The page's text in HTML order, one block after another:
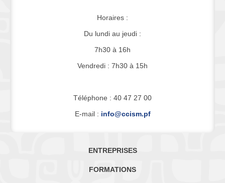
Horaires :
Du lundi au jeudi :
7h30 à 16h
Vendredi : 7h30 à 15h
Téléphone : 40 47 27 00
E-mail : info@ccism.pf
ENTREPRISES
FORMATIONS